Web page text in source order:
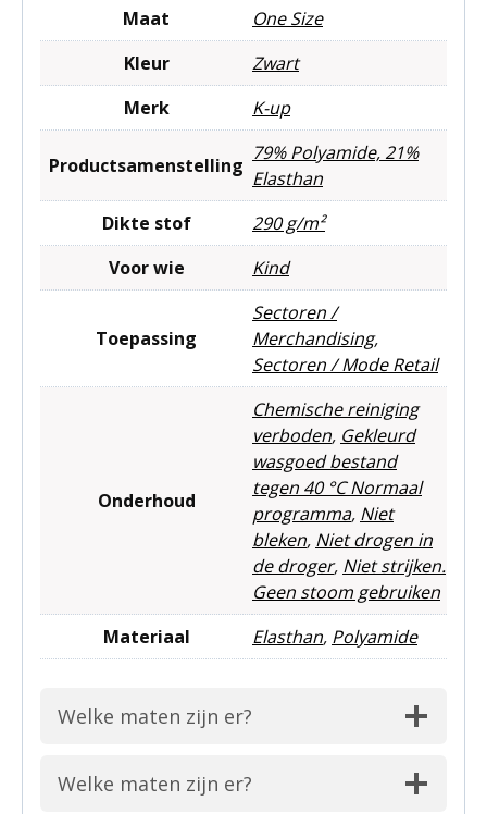
Maat
One Size
Kleur
Zwart
Merk
K-up
Productsamenstelling
79% Polyamide, 21%
Elasthan
Dikte stof
290 g/m²
Voor wie
Kind
Toepassing
Sectoren /
Merchandising,
Sectoren / Mode Retail
Onderhoud
Chemische reiniging
verboden, Gekleurd
wasgoed bestand
tegen 40 °C Normaal
programma, Niet
bleken, Niet drogen in
de droger, Niet strijken.
Geen stoom gebruiken
Materiaal
Elasthan, Polyamide
Welke maten zijn er?
Welke maten zijn er?